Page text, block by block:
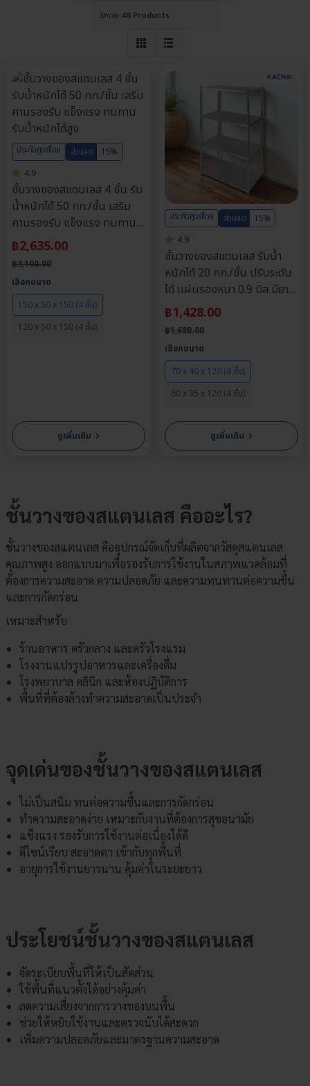
Show 48 Products
ประกันศูนย์ไทย ส่วนลด
15%
4.9
ชั้นวางของสแตนเลส 4 ชั้น รับ
น้ำหนักได้ 50 กก./ชั้น เสริม
คานรองรับ แข็งแรง ทนทาน
รับน้ำหนักได้สูง
฿2,635.00
฿3,100.00
เลือกขนาด
150 x 50 x 150 (4 ชั้น)
120 x 50 x 150 (4 ชั้น)
ดูเพิ่มเติม ›
ประกันศูนย์ไทย ส่วนลด
15%
4.9
ชั้นวางของสแตนเลส รับน้ำ
หนักได้ 20 กก./ชั้น ปรับระดับ
ได้ เเผ่นรองหนา 0.9 มิล มียาง
รองพื้น ยึดเกาะมั่นคง
฿1,428.00
฿1,680.00
เลือกขนาด
70 x 40 x 120 (4 ชั้น)
60 x 35 x 120 (4 ชั้น)
ดูเพิ่มเติม ›
ชั้นวางของสแตนเลส คืออะไร?
ชั้นวางของสแตนเลส คืออุปกรณ์จัดเก็บที่ผลิตจากวัสดุสแตนเลส
คุณภาพสูง ออกแบบมาเพื่อรองรับการใช้งานในสภาพแวดล้อมที่
ต้องการความสะอาด ความปลอดภัย และความทนทานต่อความชื้น
และการกัดกร่อน
เหมาะสำหรับ
ร้านอาหาร ครัวกลาง และครัวโรงแรม
โรงงานแปรรูปอาหารและเครื่องดื่ม
โรงพยาบาล คลินิก และห้องปฏิบัติการ
พื้นที่ที่ต้องล้างทำความสะอาดเป็นประจำ
จุดเด่นของชั้นวางของสแตนเลส
ไม่เป็นสนิม ทนต่อความชื้นและการกัดกร่อน
ทำความสะอาดง่าย เหมาะกับงานที่ต้องการสุขอนามัย
แข็งแรง รองรับการใช้งานต่อเนื่องได้ดี
ดีไซน์เรียบ สะอาดตา เข้ากับทุกพื้นที่
อายุการใช้งานยาวนาน คุ้มค่าในระยะยาว
ประโยชน์ชั้นวางของสแตนเลส
จัดระเบียบพื้นที่ให้เป็นสัดส่วน
ใช้พื้นที่แนวตั้งได้อย่างคุ้มค่า
ลดความเสี่ยงจากการวางของบนพื้น
ช่วยให้หยิบใช้งานและตรวจนับได้สะดวก
เพิ่มความปลอดภัยและมาตรฐานความสะอาด